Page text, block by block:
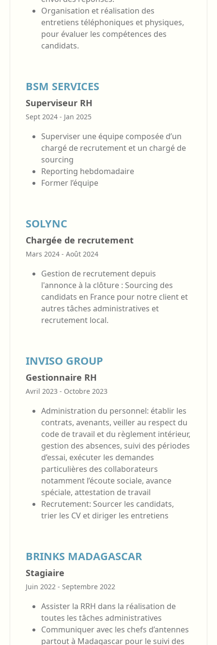
Organisation et réalisation des
entretiens téléphoniques et physiques,
pour évaluer les compétences des
candidats.
BSM SERVICES
Superviseur RH
Sept 2024 - Jan 2025
Superviser une équipe composée d’un
chargé de recrutement et un chargé de
sourcing
Reporting hebdomadaire
Former l’équipe
SOLYNC
Chargée de recrutement
Mars 2024 - Août 2024
Gestion de recrutement depuis
l'annonce à la clôture : Sourcing des
candidats en France pour notre client et
autres tâches administratives et
recrutement local.
INVISO GROUP
Gestionnaire RH
Avril 2023 - Octobre 2023
Administration du personnel: établir les
contrats, avenants, veiller au respect du
code de travail et du règlement intérieur,
gestion des absences, suivi des périodes
d’essai, exécuter les demandes
particulières des collaborateurs
notamment l’écoute sociale, avance
spéciale, attestation de travail
Recrutement: Sourcer les candidats,
trier les CV et diriger les entretiens
BRINKS MADAGASCAR
Stagiaire
Juin 2022 - Septembre 2022
Assister la RRH dans la réalisation de
toutes les tâches administratives
Communiquer avec les chefs d’antennes
partout à Madagascar pour le suivi des